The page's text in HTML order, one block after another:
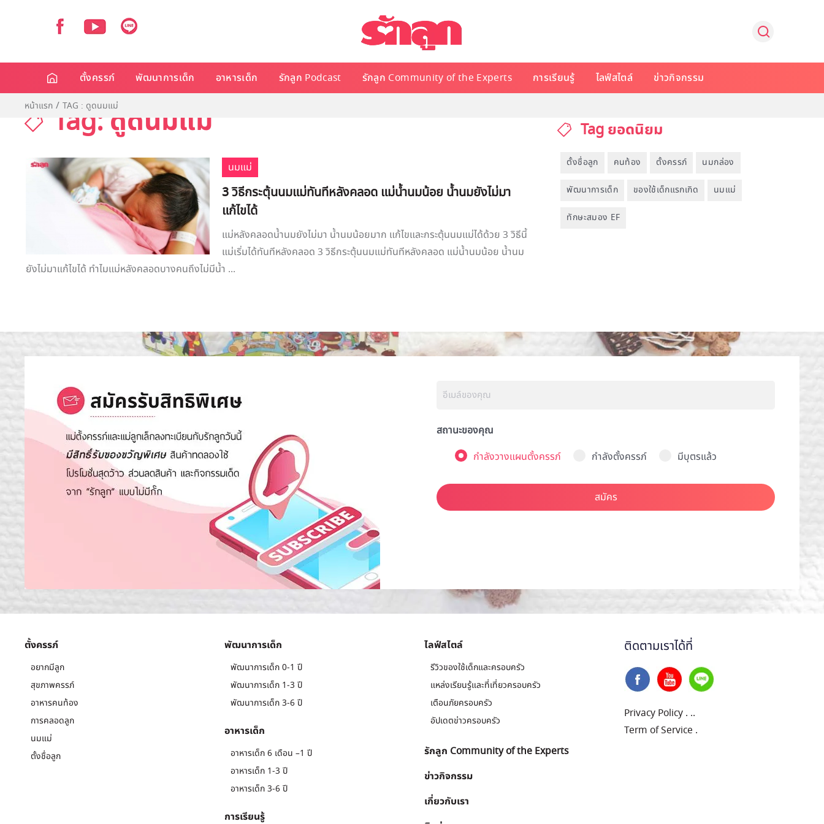
ตั้งครรภ์ พัฒนาการเด็ก อาหารเด็ก รักลูก Podcast รักลูก Community of the Experts การเรียนรู้ ไลฟ์สไตล์ ข่าวกิจกรรม
หน้าแรก TAG : ดูดนมแม่
Tag: ดูดนมแม่
นมแม่
3 วิธีกระตุ้นนมแม่ทันทีหลังคลอด แม่น้ำนมน้อย น้ำนมยังไม่มา
แก้ไขได้
แม่หลังคลอดน้ำนมยังไม่มา น้ำนมน้อยมาก แก้ไขและกระตุ้นนมแม่ได้ด้วย 3 วิธีนี้
แม่เริ่มได้ทันทีหลังคลอด 3 วิธีกระตุ้นนมแม่ทันทีหลังคลอด แม่น้ำนมน้อย น้ำนม
ยังไม่มาแก้ไขได้ ทำไมแม่หลังคลอดบางคนถึงไม่มีน้ำ ...
Tag ยอดนิยม
ตั้งชื่อลูก คนท้อง ตั้งครรภ์ นมกล่อง
พัฒนาการเด็ก ของใช้เด็กแรกเกิด นมแม่
ทักษะสมอง EF
สถานะของคุณ
กำลังวางแผนตั้งครรภ์
กำลังตั้งครรภ์ มีบุตรแล้ว
สมัคร
ตั้งครรภ์
อยากมีลูก
สุขภาพครรภ์
อาหารคนท้อง
การคลอดลูก
นมแม่
ตั้งชื่อลูก
พัฒนาการเด็ก
พัฒนาการเด็ก 0-1 ปี
พัฒนาการเด็ก 1-3 ปี
พัฒนาการเด็ก 3-6 ปี
อาหารเด็ก
อาหารเด็ก 6 เดือน –1 ปี
อาหารเด็ก 1-3 ปี
อาหารเด็ก 3-6 ปี
การเรียนรู้
ไลฟ์สไตล์
รีวิวของใช้เด็กและครอบครัว
แหล่งเรียนรู้และที่เที่ยวครอบครัว
เตือนภัยครอบครัว
อัปเดตข่าวครอบครัว
รักลูก Community of the Experts
ข่าวกิจกรรม
เกี่ยวกับเรา
ติดตามเราได้ที่
Privacy Policy . ..
Term of Service .